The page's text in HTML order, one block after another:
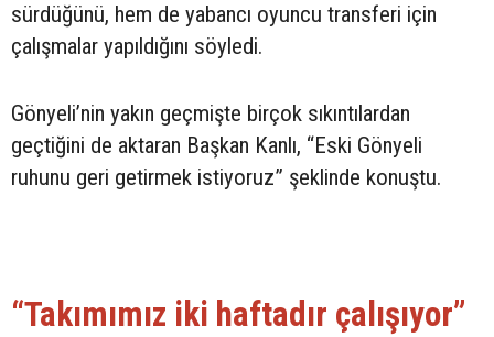
sürdüğünü, hem de yabancı oyuncu transferi için
çalışmalar yapıldığını söyledi.
Gönyeli’nin yakın geçmişte birçok sıkıntılardan
geçtiğini de aktaran Başkan Kanlı, “Eski Gönyeli
ruhunu geri getirmek istiyoruz” şeklinde konuştu.
“Takımımız iki haftadır çalışıyor”